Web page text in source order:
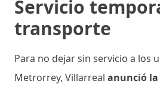
Servicio
transporte
Para no dejar sin servicio a los
Metrorrey, Villarreal anunció